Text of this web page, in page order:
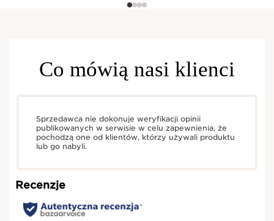
Co mówią nasi klienci
Sprzedawca nie dokonuje weryfikacji opinii
publikowanych w serwisie w celu zapewnienia, że
pochodzą one od klientów, którzy używali produktu
lub go nabyli.